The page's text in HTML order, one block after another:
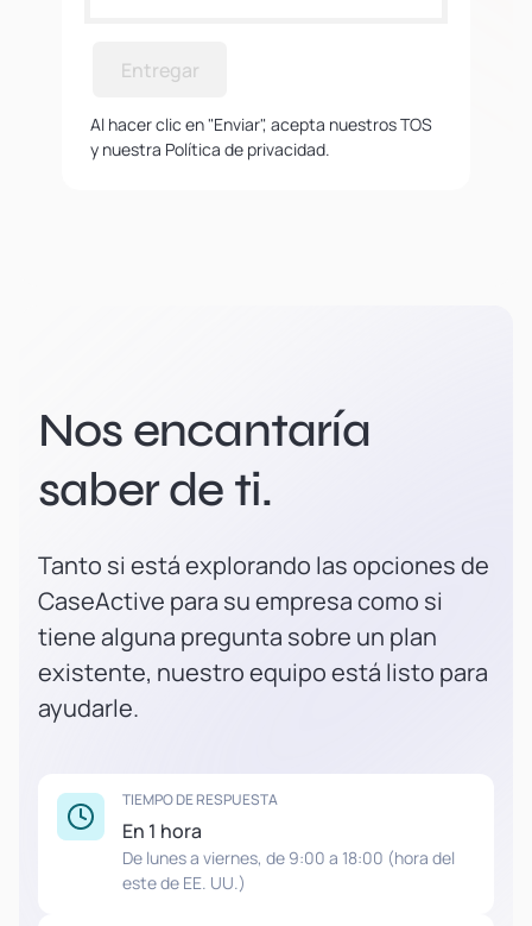
Entregar
Al hacer clic en "Enviar", acepta nuestros TOS
y nuestra Política de privacidad.
Nos encantaría
saber de ti.
Tanto si está explorando las opciones de
CaseActive para su empresa como si
tiene alguna pregunta sobre un plan
existente, nuestro equipo está listo para
ayudarle.
TIEMPO DE RESPUESTA
En 1 hora
De lunes a viernes, de 9:00 a 18:00 (hora del
este de EE. UU.)